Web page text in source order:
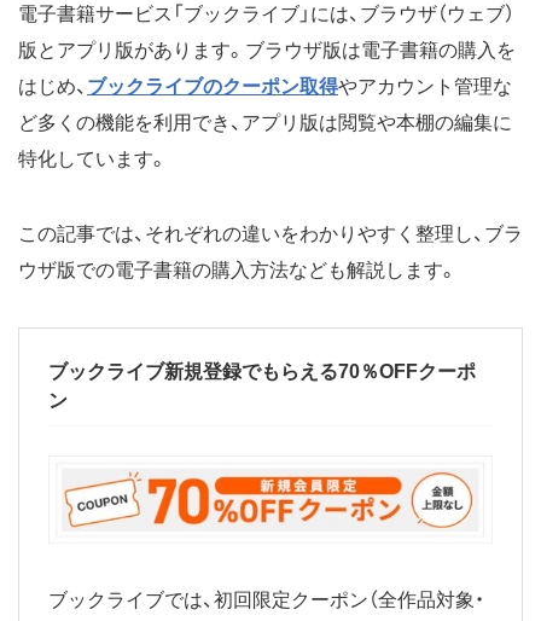
電子書籍サービス「ブックライブ」には、ブラウザ（ウェブ）
版とアプリ版があります。ブラウザ版は電子書籍の購入を
はじめ、 ブックライブのクーポン取得やアカウント管理な
ど多くの機能を利用でき、アプリ版は閲覧や本棚の編集に
特化しています。
この記事では、それぞれの違いをわかりやすく整理し、ブラ
ウザ版での電子書籍の購入方法なども解説します。
ブックライブ新規登録でもらえる70％OFFクーポ
ン
ブックライブでは、初回限定クーポン（全作品対象・